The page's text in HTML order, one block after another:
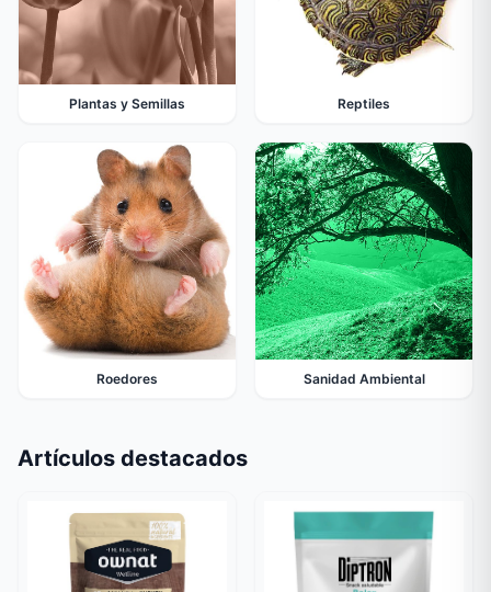
Plantas y Semillas Reptiles
Roedores Sanidad Ambiental
Artículos destacados